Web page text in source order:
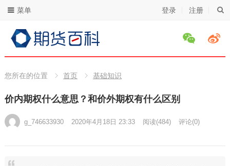
登录 注册
菜单
您所在的位置 首页 基础知识
价内期权什么意思？和价外期权有什么区别
g_746633930 2020年4月18日 23:33 阅读(484) 评论(0)